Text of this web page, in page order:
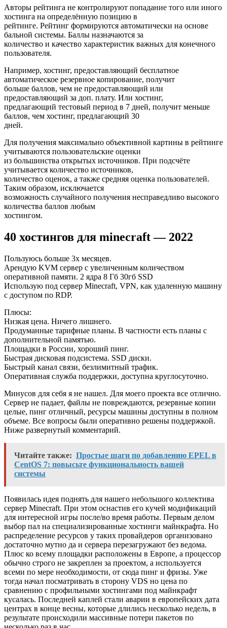
Авторы рейтинга не контролируют попадание того или иного
хостинга на определённую позицию в
рейтинге. Рейтинг формируются автоматически на основе
бальной системы. Баллы назначаются за
количество и качество характеристик важных для конечного
пользователя.
Например, хостинг, предоставляющий бесплатное
автоматическое резервное копирование, получит
больше баллов, чем не предоставляющий или
предоставляющий за доп. плату. Или хостинг,
предлагающий тестовый период в 7 дней, получит меньше
баллов, чем хостинг, предлагающий 30
дней.
Для получения максимально объективной картины в рейтинге
учитываются пользовательские оценки
из большинства открытых источников. При подсчёте
учитывается количество источников,
количество оценок, а также средняя оценка пользователей.
Таким образом, исключается
возможность случайного получения несправедливо высокого
количества баллов любым
хостингом.
40 хостингов для minecraft — 2022
Пользуюсь больше 3х месяцев.
Арендую KVM сервер с увеличенным количеством
оперативной памяти. 2 ядра 8 Гб 30гб SSD
Использую под сервер Minecraft, VPN, как удаленную машину
с доступом по RDP.
Плюсы:
Низкая цена. Ничего лишнего.
Продуманные тарифные планы. В частности есть планы с
дополнительной памятью.
Площадки в России, хороший пинг.
Быстрая дисковая подсистема. SSD диски.
Быстрый канал связи, безлимитный трафик.
Оперативная служба поддержки, доступна круглосуточно.
Минусов для себя я не нашел. Для моего проекта все отлично.
Сервер не падает, файлы не повреждаются, резервные копии
целые, пинг отличный, ресурсы машины доступны в полном
объеме. Все вопросы были оперативно решены поддержкой.
Ниже развернутый комментарий.
Читайте также: Простые шаги по добавлению EPEL в
CentOS 7: повысьте функциональность вашей
системы
Появилась идея поднять для нашего небольшого коллектива
сервер Minecraft. При этом оснастив его кучей модификаций
для интересной игры после/во время работы. Первым делом
выбор пал на специализированные хостинги майнкрафта. Но
распределение ресурсов у таких провайдеров организовано
достаточно мутно да и сервера перезагружают без ведома.
Плюс ко всему площадки расположены в Европе, а процессор
обычно строго не закреплен за проектом, а используется
всеми по мере необходимости, от сюда пинг и фризы. Уже
тогда начал посматривать в сторону VDS но цена по
сравнению с профильными хостингами под майнкрафт
кусалась. Последней каплей стали аварии в европейских дата
центрах в конце весны, которые длились несколько недель, в
результате происходили массивные потери пакетов по